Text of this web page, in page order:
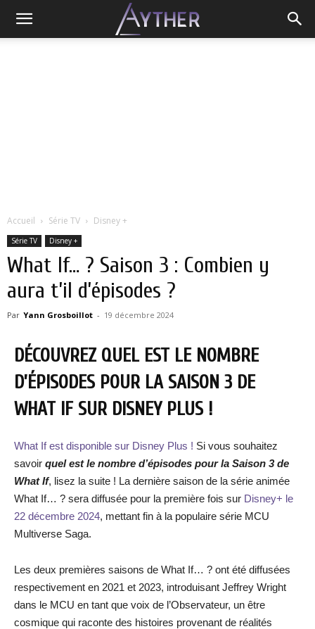
Accueil Série TV Disney +
Série TV Disney +
What If… ? Saison 3 : Combien y
aura t’il d’épisodes ?
Par Yann Grosboillot - 19 décembre 2024
DÉCOUVREZ QUEL EST LE NOMBRE
D’ÉPISODES POUR LA SAISON 3 DE
WHAT IF SUR DISNEY PLUS !
What If est disponible sur Disney Plus ! Si vous souhaitez
savoir quel est le nombre d’épisodes pour la Saison 3 de
What If, lisez la suite ! La dernière saison de la série animée
What If… ? sera diffusée pour la première fois sur Disney+ le
22 décembre 2024, mettant fin à la populaire série MCU
Multiverse Saga.
Les deux premières saisons de What If… ? ont été diffusées
respectivement en 2021 et 2023, introduisant Jeffrey Wright
dans le MCU en tant que voix de l’Observateur, un être
cosmique qui raconte des histoires provenant de réalités